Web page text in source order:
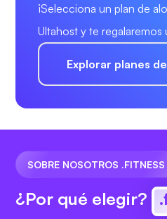
¡Selecciona un plan de
Ultahost y te
Explorar planes
SOBRE NOSOTROS .FITNESS
¿Por qué elegir?